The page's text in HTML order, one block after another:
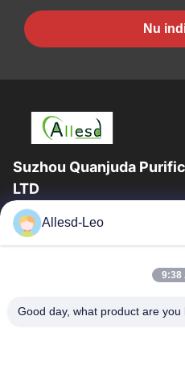
Nu
Suzhou Quanjuda
LTD
16years ervaring, als
ESD & Cleanroom producten,
Huis
Allesd-Leo
9:38
Good day, what product are you